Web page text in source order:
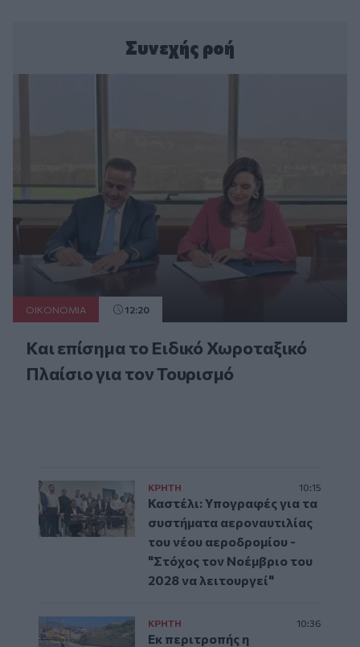
Συνεχής ροή
ΟΙΚΟΝΟΜΙΑ 12:20
Και επίσημα το Ειδικό Χωροταξικό
Πλαίσιο για τον Τουρισμό
ΚΡΗΤΗ 10:15
Καστέλι: Υπογραφές για τα
συστήματα αεροναυτιλίας
του νέου αεροδρομίου -
"Στόχος τον Νοέμβριο του
2028 να λειτουργεί"
ΚΡΗΤΗ 10:36
Εκ περιτροπής η